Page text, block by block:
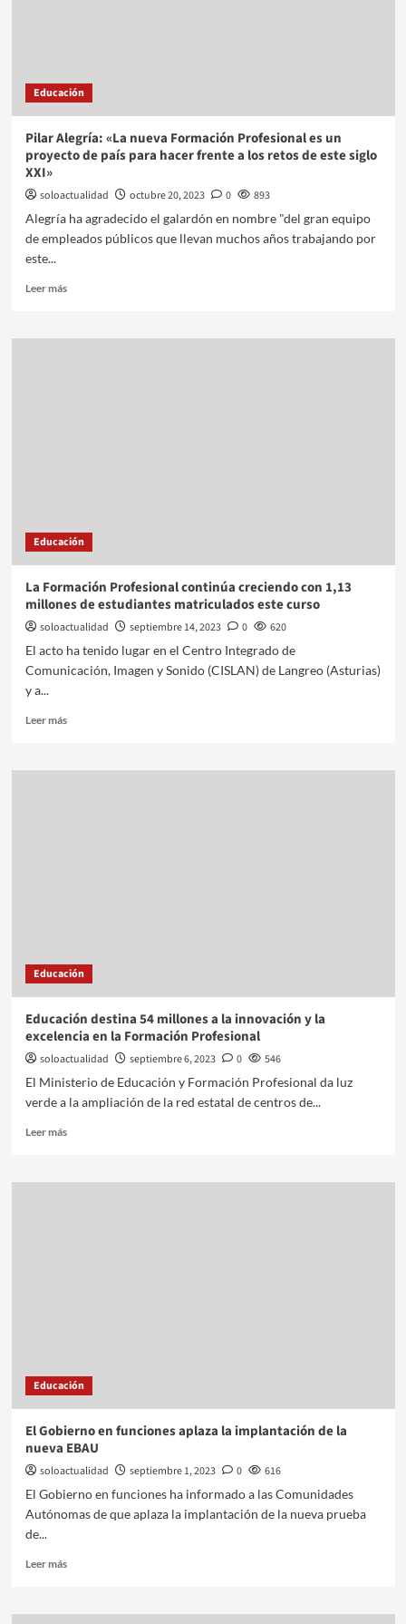
Educación
Pilar Alegría: «La nueva Formación Profesional es un
proyecto de país para hacer frente a los retos de este siglo
XXI»
soloactualidad octubre 20, 2023 0
893
Alegría ha agradecido el galardón en nombre "del gran equipo
de empleados públicos que llevan muchos años trabajando por
este...
Leer más
Educación
La Formación Profesional continúa creciendo con 1,13
millones de estudiantes matriculados este curso
soloactualidad septiembre 14, 2023 0
620
El acto ha tenido lugar en el Centro Integrado de
Comunicación, Imagen y Sonido (CISLAN) de Langreo (Asturias)
y a...
Leer más
Educación
Educación destina 54 millones a la innovación y la
excelencia en la Formación Profesional
soloactualidad septiembre 6, 2023 0
546
El Ministerio de Educación y Formación Profesional da luz
verde a la ampliación de la red estatal de centros de...
Leer más
Educación
El Gobierno en funciones aplaza la implantación de la
nueva EBAU
soloactualidad septiembre 1, 2023 0
616
El Gobierno en funciones ha informado a las Comunidades
Autónomas de que aplaza la implantación de la nueva prueba
de...
Leer más